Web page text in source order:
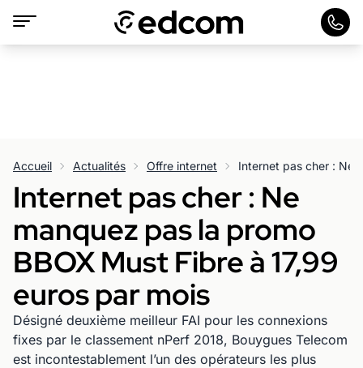
Accueil Actualités Offre internet
Internet pas cher : Ne
manquez pas la promo
BBOX Must Fibre à 17,99
euros par mois
Désigné deuxième meilleur FAI pour les connexions
fixes par le classement nPerf 2018, Bouygues Telecom
est incontestablement l’un des opérateurs les plus